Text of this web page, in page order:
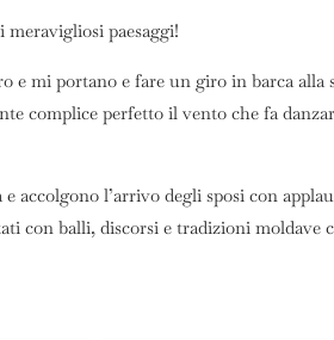
paesaggi!
e mi portano e fare un giro in barca alla
complice perfetto il vento che fa
l’arrivo degli sposi con
con balli, discorsi e tradizioni moldave